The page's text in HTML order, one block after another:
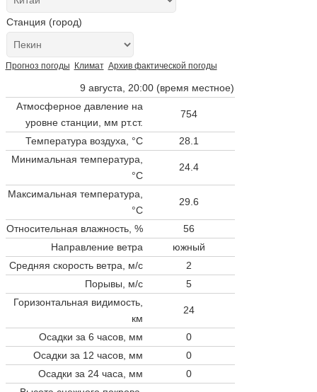
Станция (город)
Прогноз погоды Климат Архив фактической погоды
9 августа, 20:00 (время местное)
Атмосферное давление на
уровне станции, мм рт.ст.
754
Температура воздуха, °C
28.1
Минимальная температура,
°C
24.4
Максимальная температура,
°C
29.6
Относительная влажность, %
56
Направление ветра
южный
Средняя скорость ветра, м/с
2
Порывы, м/с
5
Горизонтальная видимость,
км
24
Осадки за 6 часов, мм
0
Осадки за 12 часов, мм
0
Осадки за 24 часа, мм
0